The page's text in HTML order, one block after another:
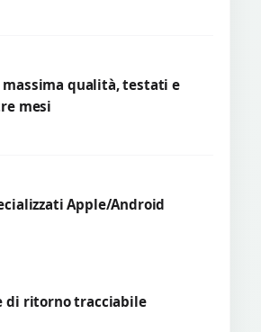
qualità, testati e
mesi
Apple/Android
di ritorno tracciabile